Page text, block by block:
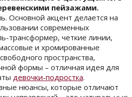
пейзажами.
Основной акцент делается на
современных
трансформер, четкие линии,
и хромированные
пространства,
формы – отличная идея для
девочки-подростка.
нюансы, которые отличают